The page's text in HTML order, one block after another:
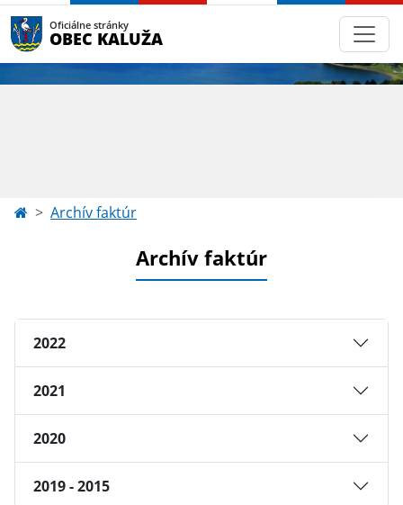
Oficiálne stránky
OBEC KALUŽA
Archív faktúr
Archív faktúr
2022
2021
2020
2019 - 2015